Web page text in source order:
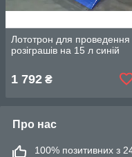
Лототрон для проведення
розіграшів на 15 л синій
1 792 ₴
Про нас
100% позитивних з 24